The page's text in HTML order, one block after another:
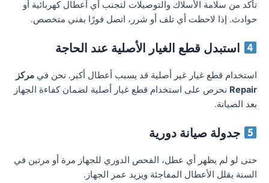
تأكد من سلامة الأسلاك والتوصيلات لتجنب أي أعطال كهربائية أو
حوادث. إذا لاحظت أي تلف أو شرر، اتصل فورًا بفني متخصص.
استبدل قطع الغيار الأصلية عند الحاجة
استخدام قطع غيار غير أصلية قد يسبب أعطال أكبر. نحن في مركز
Repair نحرص على استخدام قطع غيار أصلية لضمان كفاءة الجهاز
بعد الصيانة.
جدولة صيانة دورية
حتى لو لم يظهر أي عطل، الفحص الدوري للجهاز مرة أو مرتين في
السنة يقلل الأعطال المفاجئة ويزيد عمر الجهاز.